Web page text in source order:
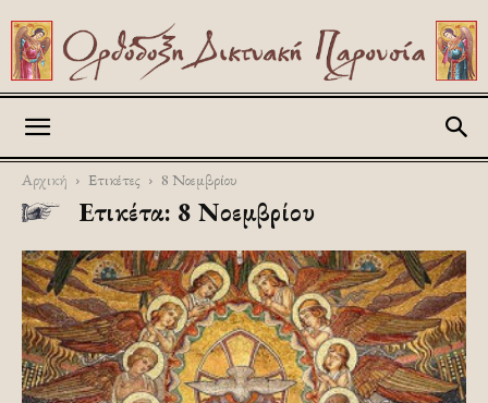
Αρχική Ετικέτες 8 Νοεμβρίου
Ετικέτα: 8 Νοεμβρίου